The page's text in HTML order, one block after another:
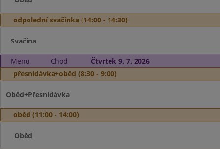
odpolední svačinka (14:00 - 14:30)
Svačina
Menu Chod
Čtvrtek 9. 7. 2026
přesnídávka+oběd (8:30 - 9:00)
Oběd+Přesnídávka
oběd (11:00 - 14:00)
Oběd